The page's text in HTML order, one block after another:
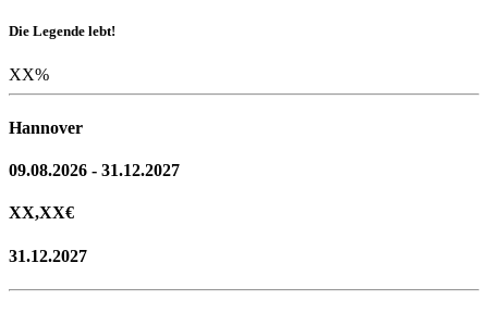
Die Legende lebt!
XX%
Hannover
09.08.2026 - 31.12.2027
XX,XX€
31.12.2027